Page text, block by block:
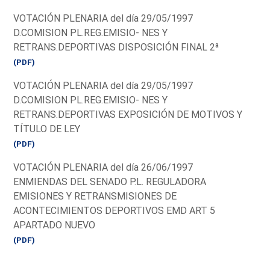
VOTACIÓN PLENARIA del día 29/05/1997
D.COMISION PL.REG.EMISIO- NES Y
RETRANS.DEPORTIVAS DISPOSICIÓN FINAL 2ª
(PDF)
VOTACIÓN PLENARIA del día 29/05/1997
D.COMISION PL.REG.EMISIO- NES Y
RETRANS.DEPORTIVAS EXPOSICIÓN DE MOTIVOS Y
TÍTULO DE LEY
(PDF)
VOTACIÓN PLENARIA del día 26/06/1997
ENMIENDAS DEL SENADO P.L. REGULADORA
EMISIONES Y RETRANSMISIONES DE
ACONTECIMIENTOS DEPORTIVOS EMD ART 5
APARTADO NUEVO
(PDF)